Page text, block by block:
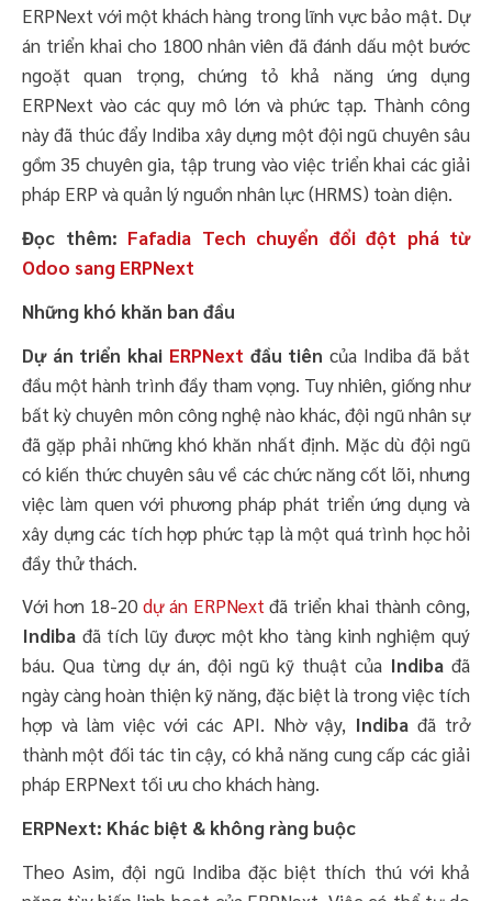
ERPNext với một khách hàng trong lĩnh vực bảo mật. Dự
án triển khai cho 1800 nhân viên đã đánh dấu một bước
ngoặt quan trọng, chứng tỏ khả năng ứng dụng
ERPNext vào các quy mô lớn và phức tạp. Thành công
này đã thúc đẩy Indiba xây dựng một đội ngũ chuyên sâu
gồm 35 chuyên gia, tập trung vào việc triển khai các giải
pháp ERP và quản lý nguồn nhân lực (HRMS) toàn diện.
Đọc thêm: Fafadia Tech chuyển đổi đột phá từ
Odoo sang ERPNext
Những khó khăn ban đầu
Dự án triển khai ERPNext đầu tiên của Indiba đã bắt
đầu một hành trình đầy tham vọng. Tuy nhiên, giống như
bất kỳ chuyên môn công nghệ nào khác, đội ngũ nhân sự
đã gặp phải những khó khăn nhất định. Mặc dù đội ngũ
có kiến thức chuyên sâu về các chức năng cốt lõi, nhưng
việc làm quen với phương pháp phát triển ứng dụng và
xây dựng các tích hợp phức tạp là một quá trình học hỏi
đầy thử thách.
Với hơn 18-20 dự án ERPNext đã triển khai thành công,
Indiba đã tích lũy được một kho tàng kinh nghiệm quý
báu. Qua từng dự án, đội ngũ kỹ thuật của Indiba đã
ngày càng hoàn thiện kỹ năng, đặc biệt là trong việc tích
hợp và làm việc với các API. Nhờ vậy, Indibađã trở
thành một đối tác tin cậy, có khả năng cung cấp các giải
pháp ERPNext tối ưu cho khách hàng.
ERPNext: Khác biệt & không ràng buộc
Theo Asim, đội ngũ Indiba đặc biệt thích thú với khả